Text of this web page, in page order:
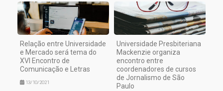
Relação entre Universidade
e Mercado será tema do
XVI Encontro de
Comunicação e Letras
13/10/2021
Universidade Presbiteriana
Mackenzie organiza
encontro entre
coordenadores de cursos
de Jornalismo de São
Paulo